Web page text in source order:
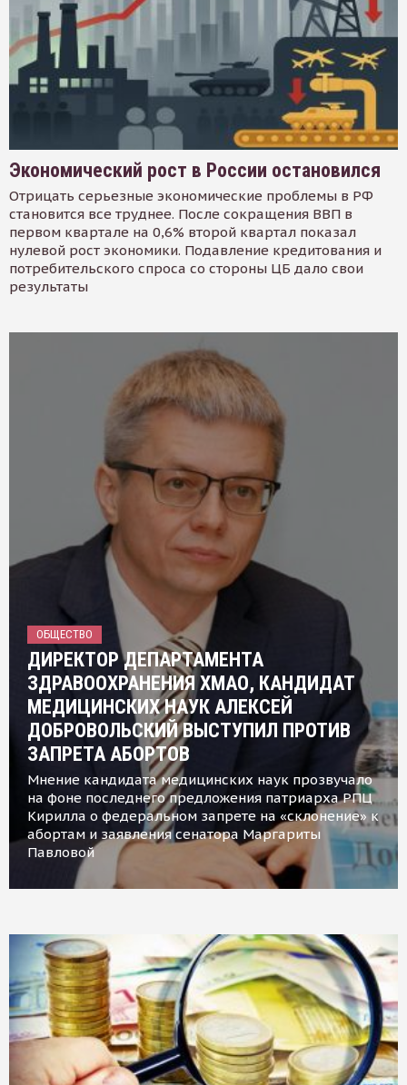
Экономический рост в России остановился
Отрицать серьезные экономические проблемы в РФ
становится все труднее. После сокращения ВВП в
первом квартале на 0,6% второй квартал показал
нулевой рост экономики. Подавление кредитования и
потребительского спроса со стороны ЦБ дало свои
результаты
ОБЩЕСТВО
ДИРЕКТОР ДЕПАРТАМЕНТА
ЗДРАВООХРАНЕНИЯ ХМАО, КАНДИДАТ
МЕДИЦИНСКИХ НАУК АЛЕКСЕЙ
ДОБРОВОЛЬСКИЙ ВЫСТУПИЛ ПРОТИВ
ЗАПРЕТА АБОРТОВ
Мнение кандидата медицинских наук прозвучало
на фоне последнего предложения патриарха РПЦ
Кирилла о федеральном запрете на «склонение» к
абортам и заявления сенатора Маргариты
Павловой